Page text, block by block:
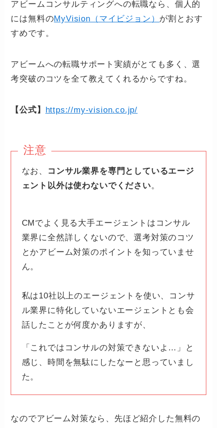
アビームコンサルティングへの転職なら、個人的
には無料のMyVision（マイビジョン） が割とおす
すめです。
アビームへの転職サポート実績がとても多く、選
考突破のコツを全て教えてくれるからですね。
【公式】 https://my-vision.co.jp/
注意
なお、
コンサル業界を専門としているエージ
ェント以外は使わないでください。
CMでよく見る大手エージェントはコンサル
業界に全然詳しくないので、選考対策のコツ
とかアビーム対策のポイントを知っていませ
ん。
私は10社以上のエージェントを使い、コンサ
ル業界に特化していないエージェントとも会
話したことが何度かありますが、
「これではコンサルの対策できないよ…」と
感じ、時間を無駄にしたなーと思っていまし
た。
なのでアビーム対策なら、先ほど紹介した無料の